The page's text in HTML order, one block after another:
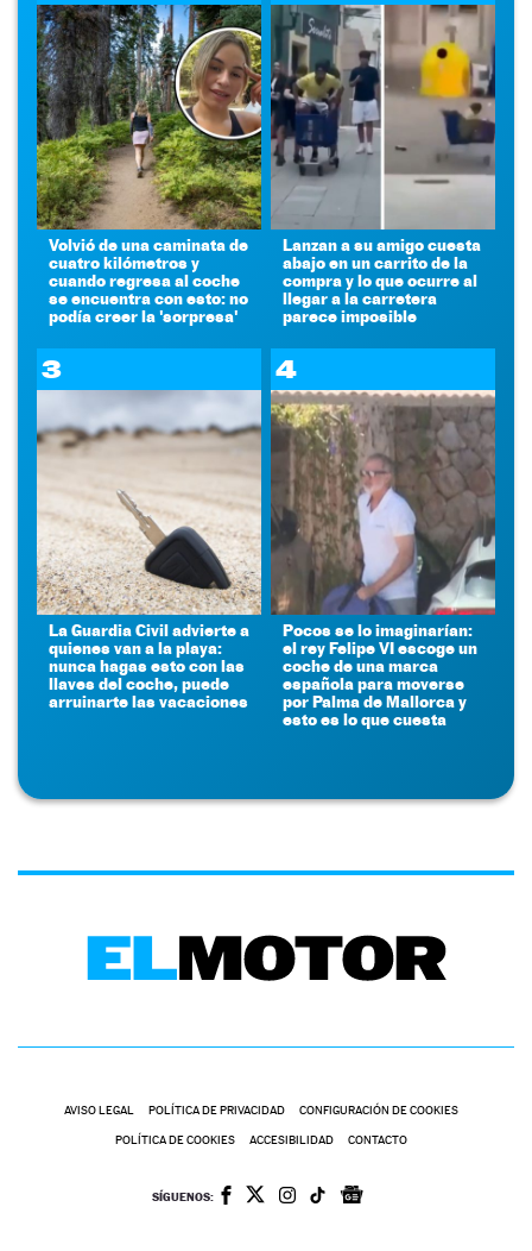
Volvió de una caminata de
cuatro kilómetros y
cuando regresa al coche
se encuentra con esto: no
podía creer la 'sorpresa'
Lanzan a su amigo cuesta
abajo en un carrito de la
compra y lo que ocurre al
llegar a la carretera
parece imposible
3
La Guardia Civil advierte a
quienes van a la playa:
nunca hagas esto con las
llaves del coche, puede
arruinarte las vacaciones
4
Pocos se lo imaginarían:
el rey Felipe VI escoge un
coche de una marca
española para moverse
por Palma de Mallorca y
esto es lo que cuesta
AVISO LEGAL POLÍTICA DE PRIVACIDAD CONFIGURACIÓN DE COOKIES
POLÍTICA DE COOKIES ACCESIBILIDAD CONTACTO
SÍGUENOS: